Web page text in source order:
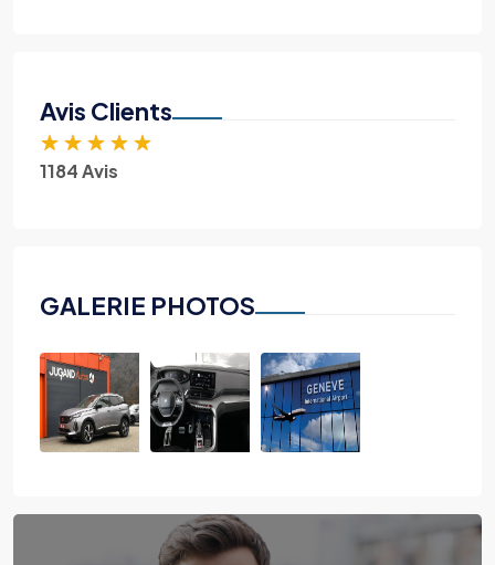
Avis Clients
★ ★ ★ ★ ★
1184 Avis
GALERIE PHOTOS